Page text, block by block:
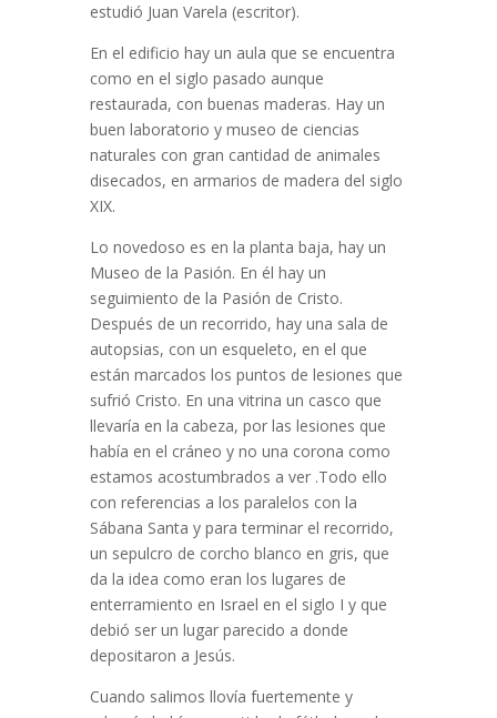
estudió Juan Varela (escritor).
En el edificio hay un aula que se encuentra
como en el siglo pasado aunque
restaurada, con buenas maderas. Hay un
buen laboratorio y museo de ciencias
naturales con gran cantidad de animales
disecados, en armarios de madera del siglo
XIX.
Lo novedoso es en la planta baja, hay un
Museo de la Pasión. En él hay un
seguimiento de la Pasión de Cristo.
Después de un recorrido, hay una sala de
autopsias, con un esqueleto, en el que
están marcados los puntos de lesiones que
sufrió Cristo. En una vitrina un casco que
llevaría en la cabeza, por las lesiones que
había en el cráneo y no una corona como
estamos acostumbrados a ver .Todo ello
con referencias a los paralelos con la
Sábana Santa y para terminar el recorrido,
un sepulcro de corcho blanco en gris, que
da la idea como eran los lugares de
enterramiento en Israel en el siglo I y que
debió ser un lugar parecido a donde
depositaron a Jesús.
Cuando salimos llovía fuertemente y